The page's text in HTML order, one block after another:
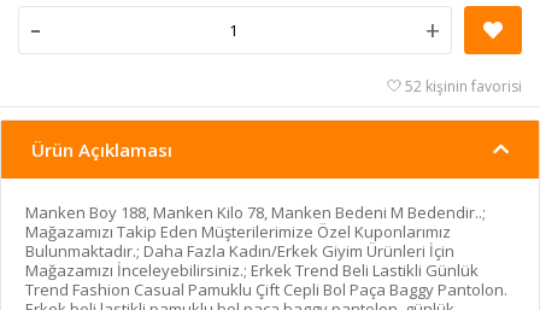
- +
52 kişinin favorisi
Ürün Açıklaması
Manken Boy 188, Manken Kilo 78, Manken Bedeni M Bedendir..;
Mağazamızı Takip Eden Müşterilerimize Özel Kuponlarımız
Bulunmaktadır.; Daha Fazla Kadın/Erkek Giyim Ürünleri İçin
Mağazamızı İnceleyebilirsiniz.; Erkek Trend Beli Lastikli Günlük
Trend Fashion Casual Pamuklu Çift Cepli Bol Paça Baggy Pantolon.